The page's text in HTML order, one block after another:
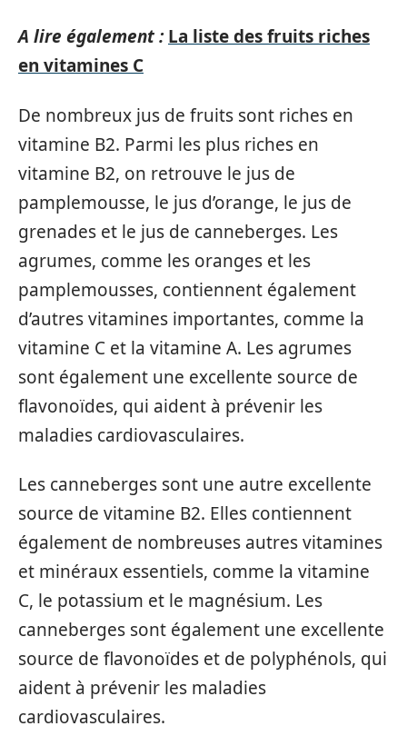
A lire également : La liste des fruits riches
en vitamines C
De nombreux jus de fruits sont riches en
vitamine B2. Parmi les plus riches en
vitamine B2, on retrouve le jus de
pamplemousse, le jus d’orange, le jus de
grenades et le jus de canneberges. Les
agrumes, comme les oranges et les
pamplemousses, contiennent également
d’autres vitamines importantes, comme la
vitamine C et la vitamine A. Les agrumes
sont également une excellente source de
flavonoïdes, qui aident à prévenir les
maladies cardiovasculaires.
Les canneberges sont une autre excellente
source de vitamine B2. Elles contiennent
également de nombreuses autres vitamines
et minéraux essentiels, comme la vitamine
C, le potassium et le magnésium. Les
canneberges sont également une excellente
source de flavonoïdes et de polyphénols, qui
aident à prévenir les maladies
cardiovasculaires.